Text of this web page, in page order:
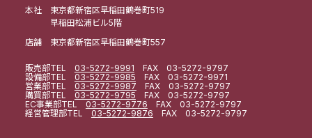
本社 東京都新宿区早稲田鶴巻町519
早稲田松浦ビル5階
店舗 東京都新宿区早稲田鶴巻町557
販売部TEL 03-5272-9991 FAX 03-5272-9797
設備部TEL 03-5272-9985 FAX 03-5272-9971
営業部TEL 03-5272-9987 FAX 03-5272-9797
購買部TEL 03-5272-9795 FAX 03-5272-9797
EC事業部TEL 03-5272-9776 FAX 03-5272-9797
経営管理部TEL 03-5272-9876 FAX 03-5272-9797